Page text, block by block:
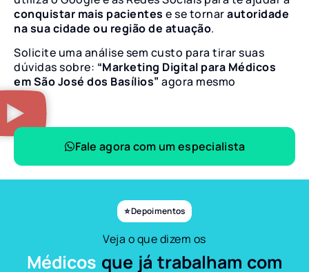
conquistar mais pacientes e se tornarautoridade
na sua cidade ou região de atuação.
Solicite uma análise sem custo para tirar suas
dúvidas sobre: “Marketing Digital para Médicos
em São José dos Basílios” agora mesmo
Fale agora com um especialista
⭐ Depoimentos
Veja o que dizem os
Médicos que já trabalham com